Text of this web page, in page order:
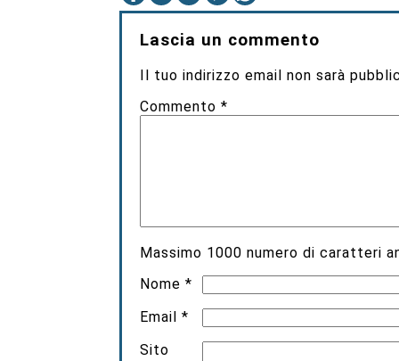
Lascia un commento
Il tuo indirizzo email non sarà
Commento*
Massimo 1000 numero di caratteri
Nome*
Email*
Sito